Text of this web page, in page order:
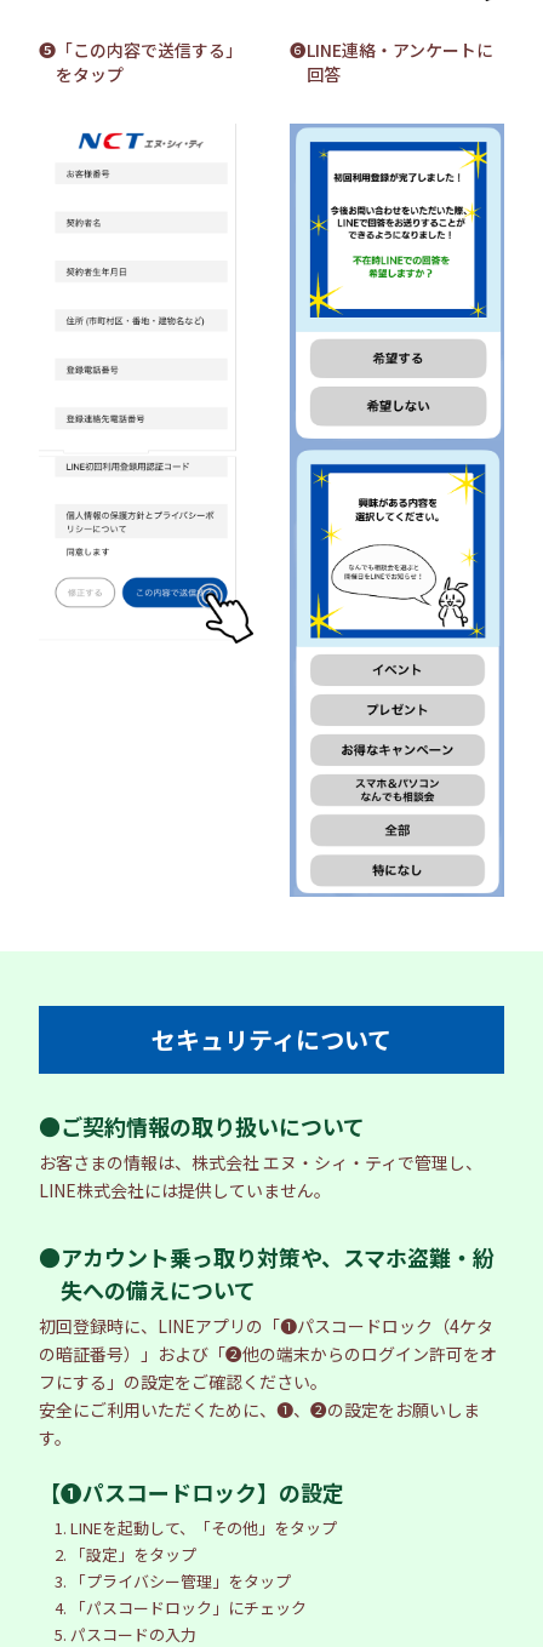
❺「この内容で送信する」
をタップ
❻LINE連絡・アンケートに
回答
セキュリティについて
●ご契約情報の取り扱いについて
お客さまの情報は、株式会社 エヌ・シィ・ティで管理し、
LINE株式会社には提供していません。
●アカウント乗っ取り対策や、スマホ盗難・紛
失への備えについて
初回登録時に、LINEアプリの「❶パスコードロック（4ケタ
の暗証番号）」および「❷他の端末からのログイン許可をオ
フにする」の設定をご確認ください。
安全にご利用いただくために、❶、❷の設定をお願いしま
す。
【❶パスコードロック】の設定
1. LINEを起動して、「その他」をタップ
2. 「設定」をタップ
3. 「プライバシー管理」をタップ
4. 「パスコードロック」にチェック
5. パスコードの入力